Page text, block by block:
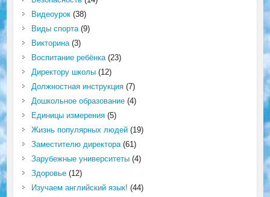
Видеоурок(38)
Виды спорта(9)
Викторина(3)
Воспитание ребёнка(23)
Директору школы(12)
Должностная инструкция(7)
Дошкольное образование(4)
Единицы измерения(5)
Жизнь популярных людей(19)
Заместителю директора(61)
Зарубежные университеты(4)
Здоровье(12)
Изучаем английский язык! (44)